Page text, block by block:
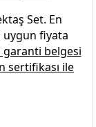
Set. En
uygun fiyata
garanti belgesi
sertifikası ile